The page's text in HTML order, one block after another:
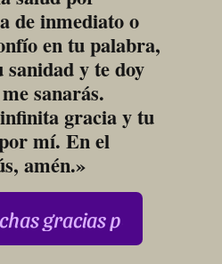
de inmediato o
en tu palabra,
sanidad y te doy
sanarás.
gracia y tu
mí. En el
amén.»
gracias por su